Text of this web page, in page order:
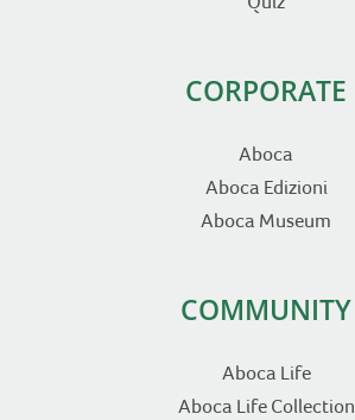
CORPORATE
Aboca
Aboca Edizioni
Aboca Museum
COMMUNITY
Aboca Life
Aboca Life Collection